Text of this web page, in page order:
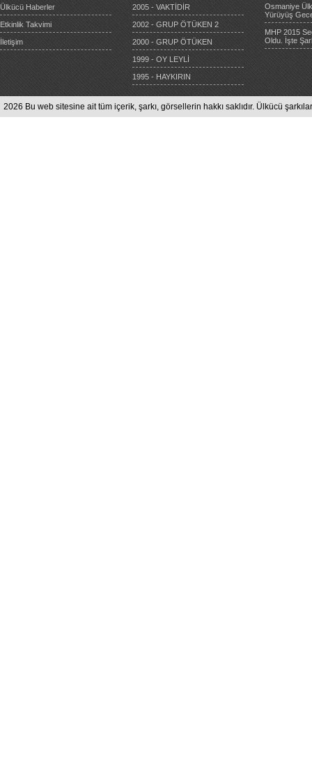
Ülkücü Haberler
Etkinlik Takvimi
İletişim
2005 - VAKTİDİR
2002 - GRUP ÖTÜKEN 2
2000 - GRUP ÖTÜKEN
1999 - OY LEYLİ
1995 - HAYKIRIN
Osmaniye
Yürüyüş
MHP 2015
Oldu. İşte
2026 Bu web sitesine ait tüm içerik, şarkı, görsellerin hakkı saklıdır. Ülkücü şarkılar